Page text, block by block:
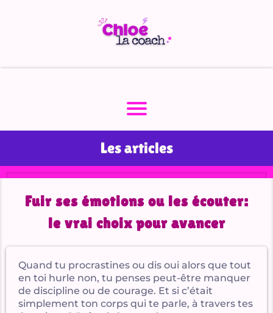
r
Les articles
Fuir ses émotions ou les écouter:
le vrai choix pour avancer
Quand tu procrastines ou dis oui alors que tout
en toi hurle non, tu penses peut-être manquer
de discipline ou de courage. Et si c’était
simplement ton corps qui te parle, à travers tes